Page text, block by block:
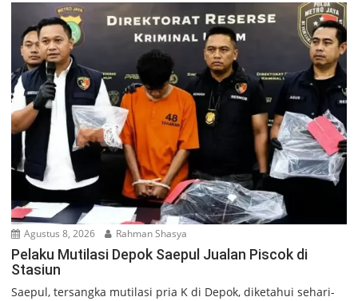
Agustus 8, 2026 Rahman Shasya
Pelaku Mutilasi Depok Saepul Jualan Piscok di
Stasiun
Saepul, tersangka mutilasi pria K di Depok, diketahui sehari-